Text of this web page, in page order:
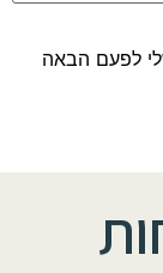
לפעם הבאה